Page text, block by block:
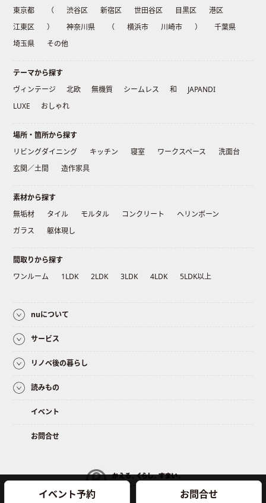
イベント予約 お問合せ
東京都 （ 渋谷区 新宿区 世田谷区 目黒区
港区
江東区
） 神奈川県 （ 横浜市 川崎市 ）
千葉県
埼玉県
その他
テーマから探す
ヴィンテージ
北欧 無機質 シームレス 和
JAPANDI
LUXE
おしゃれ
場所・箇所から探す
リビングダイニング
キッチン 寝室 ワークスペース
洗面台
玄関／土間
造作家具
素材から探す
無垢材
タイル モルタル コンクリート
ヘリンボーン
ガラス
躯体現し
間取りから探す
ワンルーム
1LDK 2LDK 3LDK 4LDK 5LDK以上
nuについて
サービス
リノベ後の暮らし
読みもの
イベント
お問合せ